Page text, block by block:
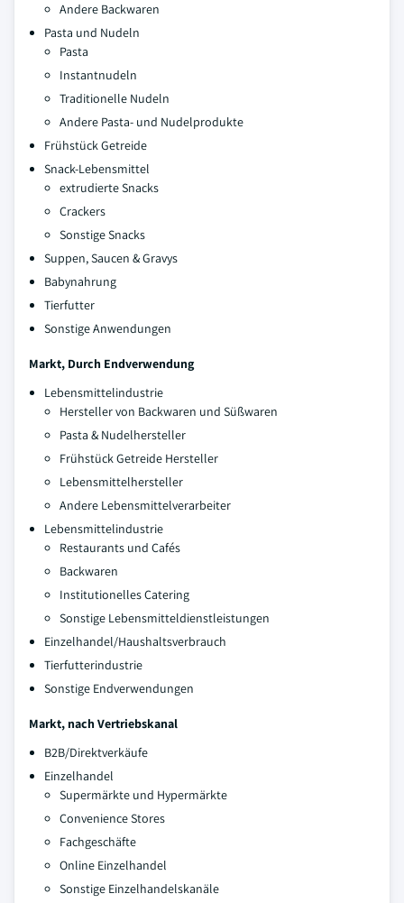
Andere Backwaren
Pasta und Nudeln
Pasta
Instantnudeln
Traditionelle Nudeln
Andere Pasta- und Nudelprodukte
Frühstück Getreide
Snack-Lebensmittel
extrudierte Snacks
Crackers
Sonstige Snacks
Suppen, Saucen & Gravys
Babynahrung
Tierfutter
Sonstige Anwendungen
Markt, Durch Endverwendung
Lebensmittelindustrie
Hersteller von Backwaren und Süßwaren
Pasta & Nudelhersteller
Frühstück Getreide Hersteller
Lebensmittelhersteller
Andere Lebensmittelverarbeiter
Lebensmittelindustrie
Restaurants und Cafés
Backwaren
Institutionelles Catering
Sonstige Lebensmitteldienstleistungen
Einzelhandel/Haushaltsverbrauch
Tierfutterindustrie
Sonstige Endverwendungen
Markt, nach Vertriebskanal
B2B/Direktverkäufe
Einzelhandel
Supermärkte und Hypermärkte
Convenience Stores
Fachgeschäfte
Online Einzelhandel
Sonstige Einzelhandelskanäle